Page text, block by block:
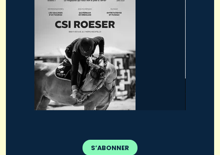
S’ABONNER